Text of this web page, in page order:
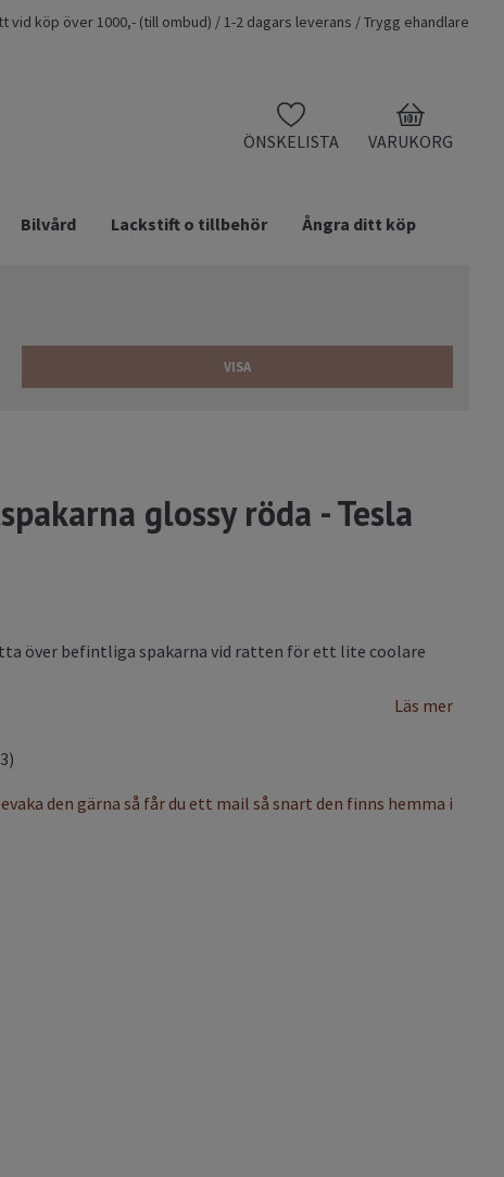
vid köp över 1000,- (till ombud) / 1-2 dagars leverans / Trygg ehandlare
ÖNSKELISTA
0
VARUKORG
Bilvård Lackstift o tillbehör Ångra ditt köp
VISA
glossy röda - Tesla
över befintliga spakarna vid ratten för ett lite coolare
Läs mer
den gärna så får du ett mail så snart den finns hemma i